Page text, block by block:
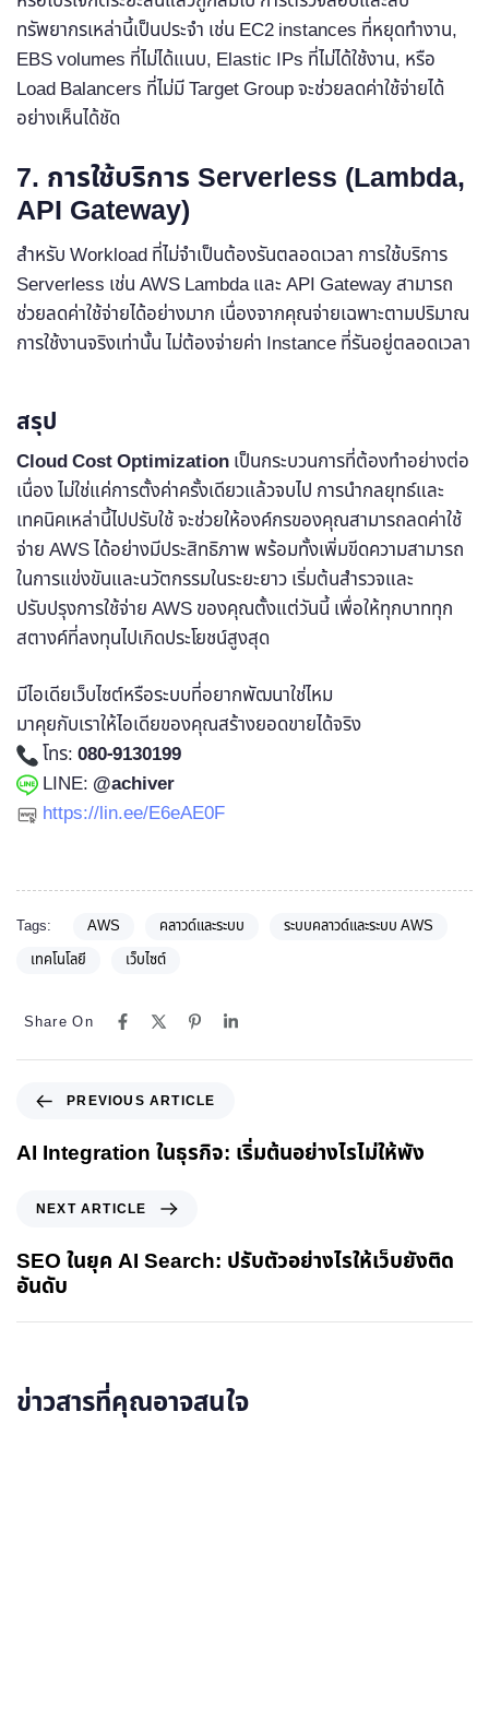
ทรัพยากรเหล่านี้เป็นประจำ เช่น EC2 instances ที่หยุดทำงาน,
EBS volumes ที่ไม่ได้แนบ, Elastic IPs ที่ไม่ได้ใช้งาน, หรือ
Load Balancers ที่ไม่มี Target Group จะช่วยลดค่าใช้จ่ายได้
อย่างเห็นได้ชัด
7. การใช้บริการ Serverless (Lambda,
API Gateway)
สำหรับ Workload ที่ไม่จำเป็นต้องรันตลอดเวลา การใช้บริการ
Serverless เช่น AWS Lambda และ API Gateway สามารถ
ช่วยลดค่าใช้จ่ายได้อย่างมาก เนื่องจากคุณจ่ายเฉพาะตามปริมาณ
การใช้งานจริงเท่านั้น ไม่ต้องจ่ายค่า Instance ที่รันอยู่ตลอดเวลา
สรุป
Cloud Cost Optimizationเป็นกระบวนการที่ต้องทำอย่างต่อ
เนื่อง ไม่ใช่แค่การตั้งค่าครั้งเดียวแล้วจบไป การนำกลยุทธ์และ
เทคนิคเหล่านี้ไปปรับใช้ จะช่วยให้องค์กรของคุณสามารถลดค่าใช้
จ่าย AWS ได้อย่างมีประสิทธิภาพ พร้อมทั้งเพิ่มขีดความสามารถ
ในการแข่งขันและนวัตกรรมในระยะยาว เริ่มต้นสำรวจและ
ปรับปรุงการใช้จ่าย AWS ของคุณตั้งแต่วันนี้ เพื่อให้ทุกบาททุก
สตางค์ที่ลงทุนไปเกิดประโยชน์สูงสุด
มีไอเดียเว็บไซต์หรือระบบที่อยากพัฒนาใช่ไหม
มาคุยกับเราให้ไอเดียของคุณสร้างยอดขายได้จริง
โทร:080-9130199
LINE: @achiver
https://lin.ee/E6eAE0F
Tags: AWS คลาวด์และระบบ
ระบบคลาวด์และระบบ AWS
เทคโนโลยี
เว็บไซต์
Share On
PREVIOUS ARTICLE
AI Integration ในธุรกิจ: เริ่มต้นอย่างไรไม่ให้พัง
NEXT ARTICLE
SEO ในยุค AI Search: ปรับตัวอย่างไรให้เว็บยังติด
อันดับ
ข่าวสารที่คุณอาจสนใจ